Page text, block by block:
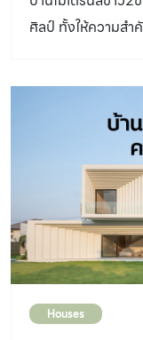
ศิลป์ ทั้งให้ความส
ขึ้นมาเป็นทั้งงานศิล
งานศิลปะในรูปแบ
Houses